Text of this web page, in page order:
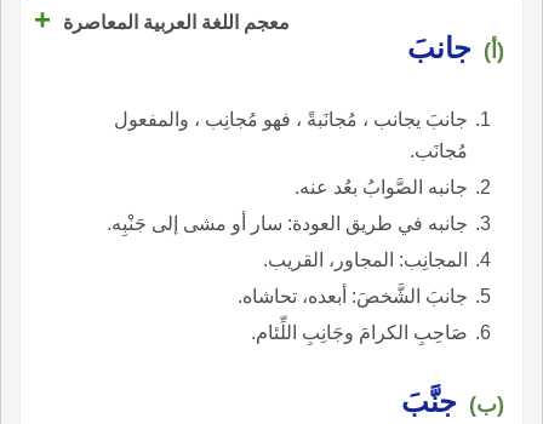
معجم اللغة العربية المعاصرة +
(أ) جانبَ
جانبَ يجانب ، مُجانَبةً ، فهو مُجانِب ، والمفعول
مُجانَب.
جانبه الصَّوابُ بعُد عنه.
جانبه في طريق العودة: سار أو مشى إلى جَنْبِه.
المجانِب: المجاور، القريب.
جانبَ الشَّخصَ: أبعده، تحاشاه.
صَاحِبِ الكرامَ وجَانِبِ اللِّئام.
(ب) جنَّبَ